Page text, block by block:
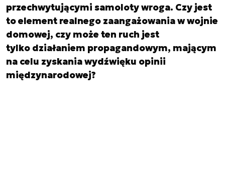
przechwytującymi samoloty wroga. Czy jest
to element realnego zaangażowania w wojnie
domowej, czy może ten ruch jest
tylko działaniem propagandowym, mającym
na celu zyskania wydźwięku opinii
międzynarodowej?